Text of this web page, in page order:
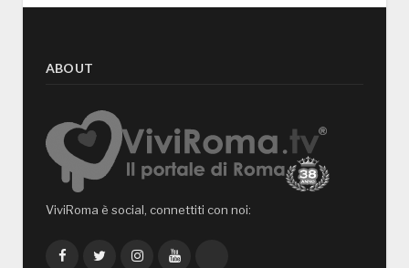
ABOUT
ViviRoma è social, connettiti con noi:
FacebookTwitterInstagramYouTube